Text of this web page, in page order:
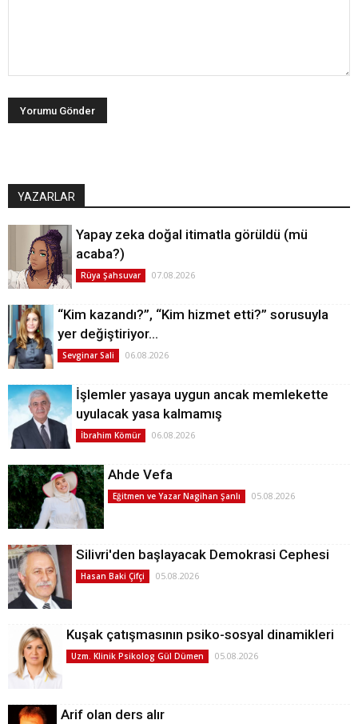
YAZARLAR
Yapay zeka doğal itimatla görüldü (mü
acaba?)
Rüya Şahsuvar 07.08.2026
“Kim kazandı?”, “Kim hizmet etti?” sorusuyla
yer değiştiriyor…
Sevginar Sali 06.08.2026
İşlemler yasaya uygun ancak memlekette
uyulacak yasa kalmamış
İbrahim Kömür 06.08.2026
Ahde Vefa
Eğitmen ve Yazar Nagihan Şanlı 05.08.2026
Silivri'den başlayacak Demokrasi Cephesi
Hasan Baki Çifçi 05.08.2026
Kuşak çatışmasının psiko-sosyal dinamikleri
Uzm. Klinik Psikolog Gül Dümen 05.08.2026
Arif olan ders alır